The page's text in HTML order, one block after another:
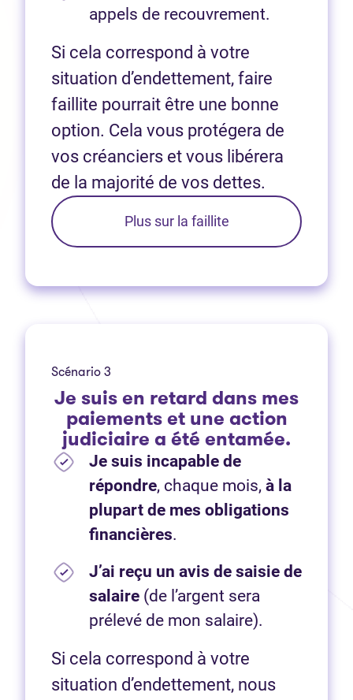
appels de recouvrement.
Si cela correspond à votre
situation d’endettement, faire
faillite pourrait être une bonne
option. Cela vous protégera de
vos créanciers et vous libérera
de la majorité de vos dettes.
Plus sur la faillite
Scénario 3
Je suis en retard dans mes
paiements et une action
judiciaire a été entamée.
Je suis incapable de
répondre, chaque mois, à la
plupart de mes obligations
financières.
J’ai reçu un avis de saisie de
salaire (de l’argent sera
prélevé de mon salaire).
Si cela correspond à votre
situation d’endettement, nous